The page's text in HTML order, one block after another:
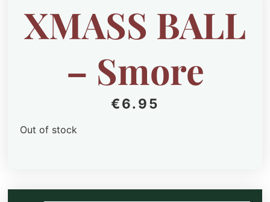
XMASS BALL
– Smore
€6.95
Out of stock